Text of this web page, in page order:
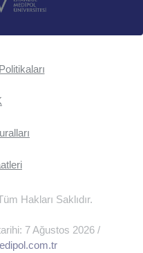
Hakları Saklıdır.
7 Ağustos 2026 /